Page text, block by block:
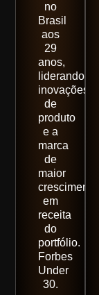
no
Brasil
aos
29
anos,
liderando
inovações
de
produto
e a
marca
de
maior
crescimento
em
receita
do
portfólio.
Forbes
Under
30.